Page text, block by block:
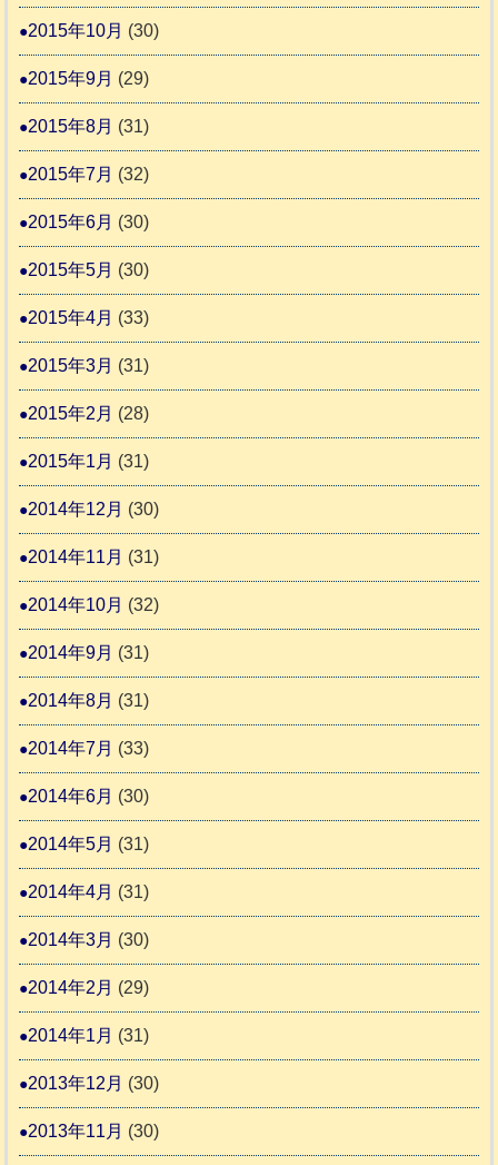
2015年10月 (30)
2015年9月 (29)
2015年8月 (31)
2015年7月 (32)
2015年6月 (30)
2015年5月 (30)
2015年4月 (33)
2015年3月 (31)
2015年2月 (28)
2015年1月 (31)
2014年12月 (30)
2014年11月 (31)
2014年10月 (32)
2014年9月 (31)
2014年8月 (31)
2014年7月 (33)
2014年6月 (30)
2014年5月 (31)
2014年4月 (31)
2014年3月 (30)
2014年2月 (29)
2014年1月 (31)
2013年12月 (30)
2013年11月 (30)